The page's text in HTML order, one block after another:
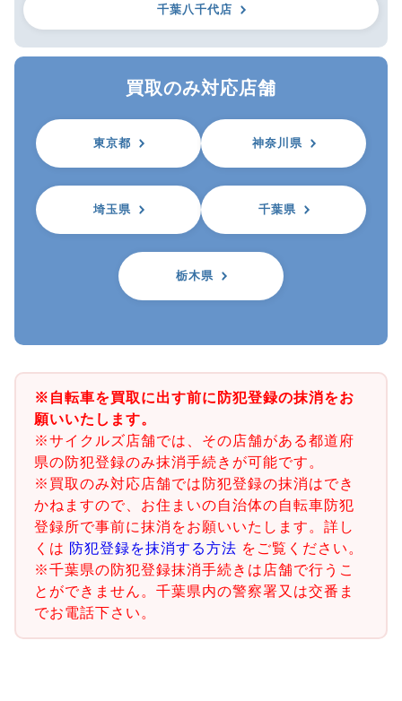
千葉八千代店
買取のみ対応店舗
東京都 神奈川県
埼玉県 千葉県
栃木県
※自転車を買取に出す前に防犯登録の抹消をお
願いいたします。
※サイクルズ店舗では、その店舗がある都道府
県の防犯登録のみ抹消手続きが可能です。
※買取のみ対応店舗では防犯登録の抹消はでき
かねますので、お住まいの自治体の自転車防犯
登録所で事前に抹消をお願いいたします。詳し
くは 防犯登録を抹消する方法 をご覧ください。
※千葉県の防犯登録抹消手続きは店舗で行うこ
とができません。千葉県内の警察署又は交番ま
でお電話下さい。